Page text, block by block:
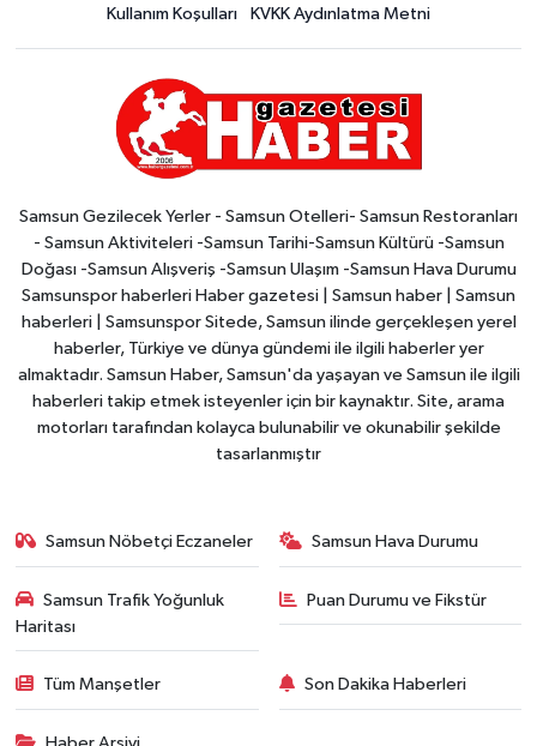
Kullanım Koşulları
KVKK Aydınlatma Metni
Samsun Gezilecek Yerler - Samsun Otelleri- Samsun Restoranları
- Samsun Aktiviteleri -Samsun Tarihi-Samsun Kültürü -Samsun
Doğası -Samsun Alışveriş -Samsun Ulaşım -Samsun Hava Durumu
Samsunspor haberleri Haber gazetesi | Samsun haber | Samsun
haberleri | Samsunspor Sitede, Samsun ilinde gerçekleşen yerel
haberler, Türkiye ve dünya gündemi ile ilgili haberler yer
almaktadır. Samsun Haber, Samsun'da yaşayan ve Samsun ile ilgili
haberleri takip etmek isteyenler için bir kaynaktır. Site, arama
motorları tarafından kolayca bulunabilir ve okunabilir şekilde
tasarlanmıştır
Samsun Nöbetçi Eczaneler Samsun Hava Durumu
Samsun Trafik Yoğunluk
Haritası
Puan Durumu ve Fikstür
Tüm Manşetler Son Dakika Haberleri
Haber Arşivi